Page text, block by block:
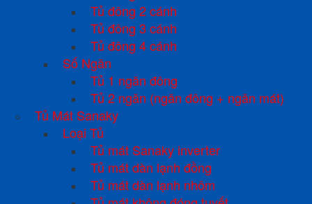
Tủ đông 2 cánh
Tủ đông 3 cánh
Tủ đông 4 cánh
Số Ngăn
Tủ 1 ngăn đông
Tủ 2 ngăn (ngăn đông + ngăn mát)
Tủ Mát Sanaky
Loại Tủ
Tủ mát Sanaky inverter
Tủ mát dàn lạnh đồng
Tủ mát dàn lạnh nhôm